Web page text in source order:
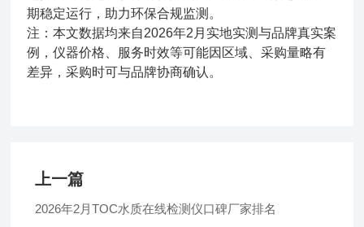
期稳定运行，助力环保合规监测。
注：本文数据均来自2026年2月实地实测与品牌真实案
例，仪器价格、服务时效等可能因区域、采购量略有
差异，采购时可与品牌协商确认。
上一篇
2026年2月TOC水质在线检测仪口碑厂家排名​